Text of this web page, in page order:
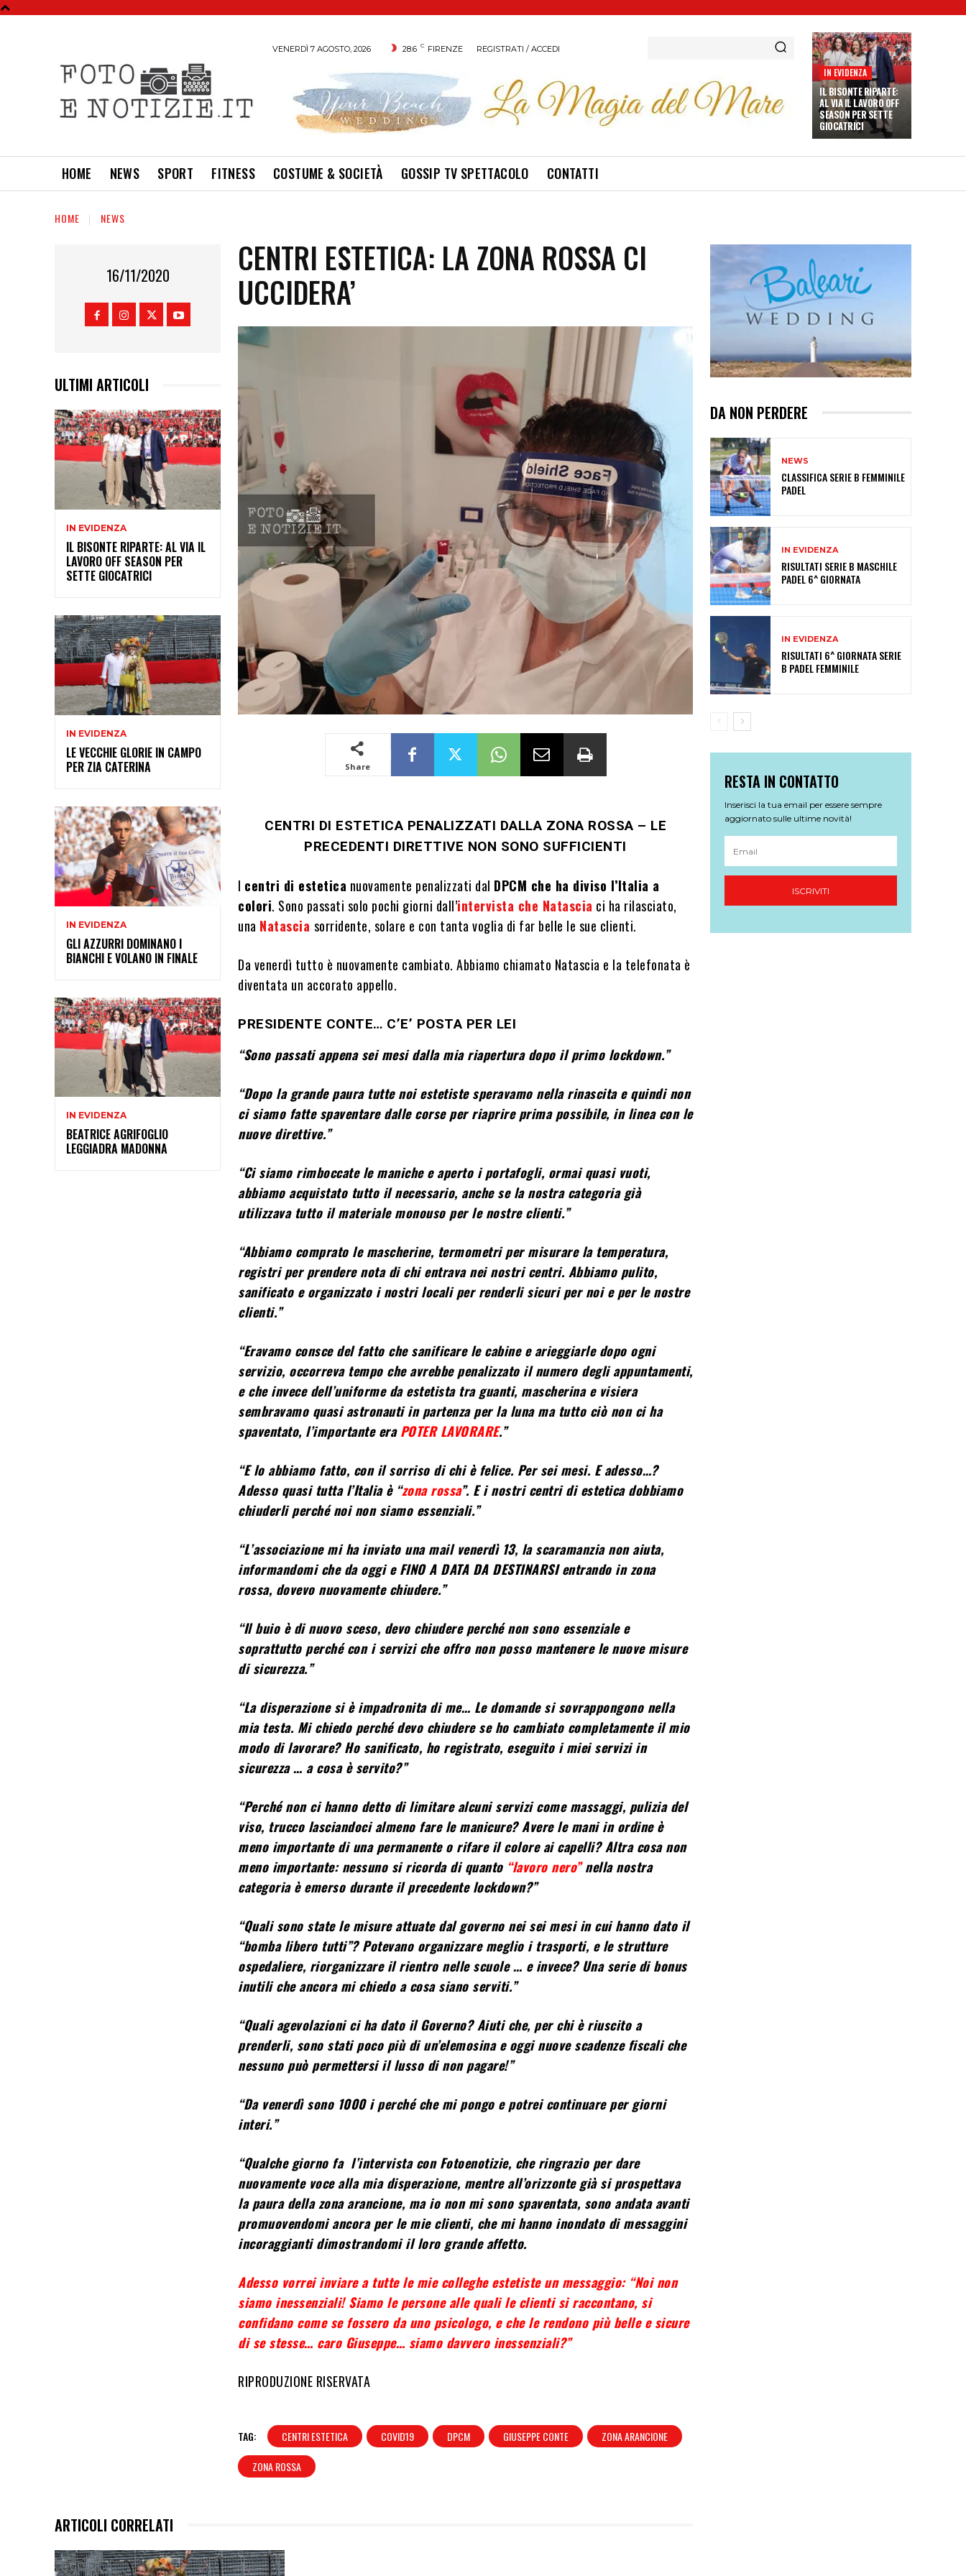
VENERDÌ 7 AGOSTO, 2026 28.6 C FIRENZE REGISTRATI / ACCEDI
IN EVIDENZA
IL BISONTE RIPARTE:
AL VIA IL LAVORO OFF
SEASON PER SETTE
GIOCATRICI
HOME NEWS SPORT FITNESS COSTUME & SOCIETÀ GOSSIP TV SPETTACOLO CONTATTI
HOME NEWS
16/11/2020
ULTIMI ARTICOLI
IN EVIDENZA
IL BISONTE RIPARTE: AL VIA IL
LAVORO OFF SEASON PER
SETTE GIOCATRICI
IN EVIDENZA
LE VECCHIE GLORIE IN CAMPO
PER ZIA CATERINA
IN EVIDENZA
GLI AZZURRI DOMINANO I
BIANCHI E VOLANO IN FINALE
IN EVIDENZA
BEATRICE AGRIFOGLIO
LEGGIADRA MADONNA
CENTRI ESTETICA: LA ZONA ROSSA CI
UCCIDERA’
Share
CENTRI DI ESTETICA PENALIZZATI DALLA ZONA ROSSA – LE
PRECEDENTI DIRETTIVE NON SONO SUFFICIENTI
I centri di estetica nuovamente penalizzati dal DPCM che ha diviso l’Italia a
colori. Sono passati solo pochi giorni dall’intervista che Natascia ci ha rilasciato,
una Natascia sorridente, solare e con tanta voglia di far belle le sue clienti.
Da venerdì tutto è nuovamente cambiato. Abbiamo chiamato Natascia e la telefonata è
diventata un accorato appello.
PRESIDENTE CONTE… C’E’ POSTA PER LEI
“Sono passati appena sei mesi dalla mia riapertura dopo il primo lockdown.”
“Dopo la grande paura tutte noi estetiste speravamo nella rinascita e quindi non
ci siamo fatte spaventare dalle corse per riaprire prima possibile, in linea con le
nuove direttive.”
“Ci siamo rimboccate le maniche e aperto i portafogli, ormai quasi vuoti,
abbiamo acquistato tutto il necessario, anche se la nostra categoria già
utilizzava tutto il materiale monouso per le nostre clienti.”
“Abbiamo comprato le mascherine, termometri per misurare la temperatura,
registri per prendere nota di chi entrava nei nostri centri. Abbiamo pulito,
sanificato e organizzato i nostri locali per renderli sicuri per noi e per le nostre
clienti.”
“Eravamo consce del fatto che sanificare le cabine e arieggiarle dopo ogni
servizio, occorreva tempo che avrebbe penalizzato il numero degli appuntamenti,
e che invece dell’uniforme da estetista tra guanti, mascherina e visiera
sembravamo quasi astronauti in partenza per la luna ma tutto ciò non ci ha
spaventato, l’importante eraPOTER LAVORARE.”
“E lo abbiamo fatto, con il sorriso di chi è felice. Per sei mesi. E adesso…?
Adesso quasi tutta l’Italia è “zona rossa”. E i nostri centri di estetica dobbiamo
chiuderli perché noi non siamo essenziali.”
“L’associazione mi ha inviato una mail venerdì 13, la scaramanzia non aiuta,
informandomi che da oggi e FINO A DATA DA DESTINARSI entrando in zona
rossa, dovevo nuovamente chiudere.”
“Il buio è di nuovo sceso, devo chiudere perché non sono essenziale e
soprattutto perché con i servizi che offro non posso mantenere le nuove misure
di sicurezza.”
“La disperazione si è impadronita di me… Le domande si sovrappongono nella
mia testa. Mi chiedo perché devo chiudere se ho cambiato completamente il mio
modo di lavorare? Ho sanificato, ho registrato, eseguito i miei servizi in
sicurezza … a cosa è servito?”
“Perché non ci hanno detto di limitare alcuni servizi come massaggi, pulizia del
viso, trucco lasciandoci almeno fare le manicure? Avere le mani in ordine è
meno importante di una permanente o rifare il colore ai capelli? Altra cosa non
meno importante: nessuno si ricorda di quanto “lavoro nero”nella nostra
categoria è emerso durante il precedente lockdown?”
“Quali sono state le misure attuate dal governo nei sei mesi in cui hanno dato il
“bomba libero tutti”? Potevano organizzare meglio i trasporti, e le strutture
ospedaliere, riorganizzare il rientro nelle scuole … e invece? Una serie di bonus
inutili che ancora mi chiedo a cosa siano serviti.”
“Quali agevolazioni ci ha dato il Governo? Aiuti che, per chi è riuscito a
prenderli, sono stati poco più di un’elemosina e oggi nuove scadenze fiscali che
nessuno può permettersi il lusso di non pagare!”
“Da venerdì sono 1000 i perché che mi pongo e potrei continuare per giorni
interi.”
“Qualche giorno fa l’intervista con Fotoenotizie, che ringrazio per dare
nuovamente voce alla mia disperazione, mentre all’orizzonte già si prospettava
la paura della zona arancione, ma io non mi sono spaventata, sono andata avanti
promuovendomi ancora per le mie clienti, che mi hanno inondato di messaggini
incoraggianti dimostrandomi il loro grande affetto.
Adesso vorrei inviare a tutte le mie colleghe estetiste un messaggio: “Noi non
siamo inessenziali! Siamo le persone alle quali le clienti si raccontano, si
confidano come se fossero da uno psicologo, e che le rendono più belle e sicure
di se stesse… caro Giuseppe… siamo davvero inessenziali?”
RIPRODUZIONE RISERVATA
TAG: CENTRI ESTETICA COVID19 DPCM GIUSEPPE CONTE
ZONA ARANCIONE
ZONA ROSSA
ARTICOLI CORRELATI
DA NON PERDERE
NEWS
CLASSIFICA SERIE B FEMMINILE
PADEL
IN EVIDENZA
RISULTATI SERIE B MASCHILE
PADEL 6^ GIORNATA
IN EVIDENZA
RISULTATI 6^ GIORNATA SERIE
B PADEL FEMMINILE
RESTA IN CONTATTO
Inserisci la tua email per essere sempre
aggiornato sulle ultime novità!
ISCRIVITI